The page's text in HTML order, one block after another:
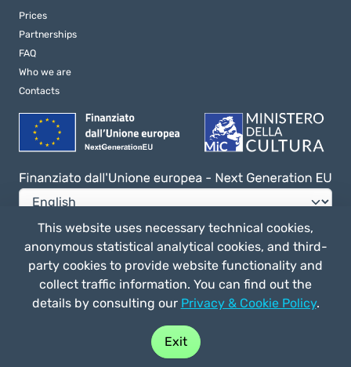
Buy play
Prices
Partnerships
FAQ
Who we are
Contacts
Privacy e Cookie Policy
General terms of use
Straligut Associazione Impresa Sociale - Via Villa Canina 63/a 53014,
Ponte a Tressa (SI) Italia - C.F. 92041170520 - P. IVA 01163570524
This website uses necessary technical cookies,
anonymous statistical analytical cookies, and third-
party cookies to provide website functionality and
collect traffic information. You can find out the
details by consulting our Privacy & Cookie Policy.
Exit